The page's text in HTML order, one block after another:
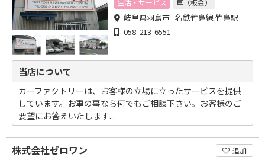
生活・サービス 車（板金）
岐阜県羽島市 名鉄竹鼻線 竹鼻駅
058-213-6551
当店について
カーファクトリーは、お客様の立場に立ったサービスを提供
しています。お車の事なら何でもご相談下さい。お客様のご
要望にお答えいたします...
株式会社ゼロワン 追加